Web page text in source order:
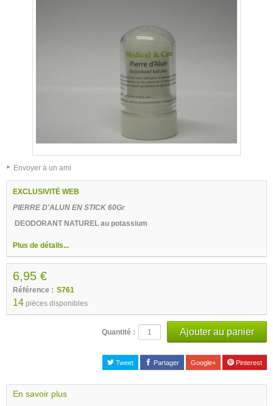
Envoyer à un ami
EXCLUSIVITÉ WEB
PIERRE D'ALUN EN STICK 60Gr
DEODORANT NATUREL au potassium
Plus de détails...
6,95 €
Référence : S761
14 pièces disponibles
Quantité :
Tweet Partager Google+ Pinterest
En savoir plus